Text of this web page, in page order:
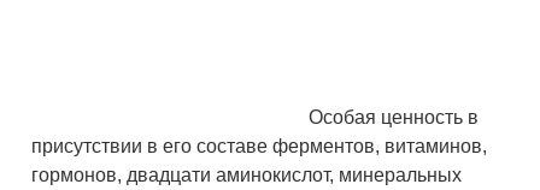
Особая ценность в
присутствии в его составе ферментов, витаминов,
гормонов, двадцати аминокислот, минеральных